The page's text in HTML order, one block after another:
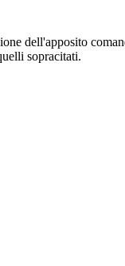
dell'apposito
sopracitati.